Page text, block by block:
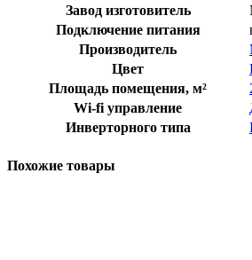
Завод изготовитель
Подключение питания
Производитель
Цвет
Площадь помещения, м²
Wi-fi управление
Инверторного типа
Похожие товары